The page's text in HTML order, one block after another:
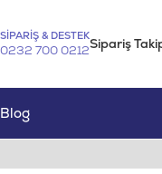
SİPARİŞ & DESTEK
0232 700 0212Sipariş
Blog